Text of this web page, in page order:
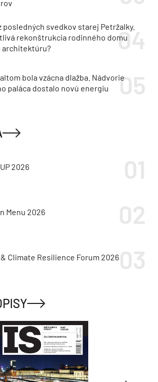
posledných svedkov starej Petržalky.
rekonštrukcia rodinného domu
architektúru?
bola vzácna dlažba. Nádvorie
paláca dostalo novú energiu
2026
Menu 2026
Climate Resilience Forum 2026